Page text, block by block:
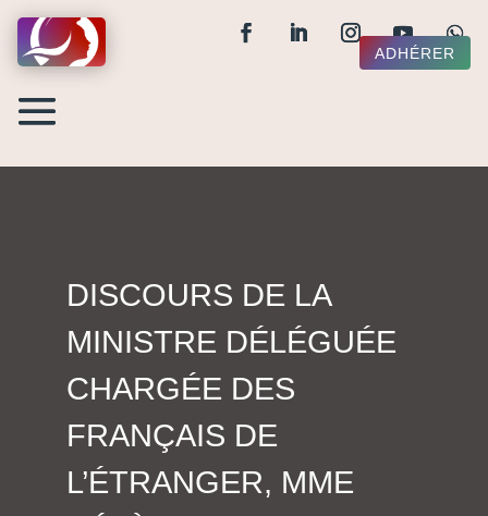
ADHÉRER
DISCOURS DE LA
MINISTRE DÉLÉGUÉE
CHARGÉE DES
FRANÇAIS DE
L’ÉTRANGER, MME